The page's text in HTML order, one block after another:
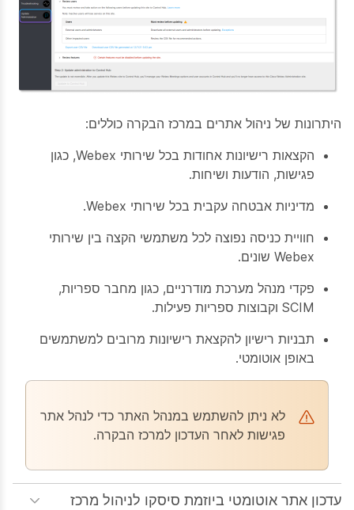
היתרונות של ניהול אתרים במרכז הבקרה כוללים:
הקצאות רישיונות אחודות בכל שירותי Webex, כגון
פגישות, הודעות ושיחות.
מדיניות אבטחה עקבית בכל שירותי Webex.
חוויית כניסה נפוצה לכל משתמשי הקצה בין שירותי
Webex שונים.
פקדי מנהל מערכת מודרניים, כגון מחבר ספריות,
SCIM וקבוצות ספריות פעילות.
תבניות רישיון להקצאת רישיונות מרובים למשתמשים
באופן אוטומטי.
לא ניתן להשתמש במנהל האתר כדי לנהל אתר
פגישות לאחר העדכון למרכז הבקרה.
עדכון אתר אוטומטי ביוזמת סיסקו לניהול מרכז